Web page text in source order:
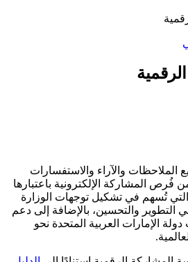
الملاحظات والآراء والاستفسارات
فُرص المشاركة الإلكترونية باعتبارها
التي تُسهم في تشكيل توجهات الوزارة
التطوير والتحسين، بالإضافة إلى دعم
الإمارات العربية المتحدة نحو